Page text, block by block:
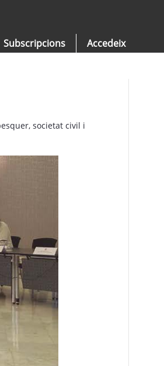
Subscripcions Accedeix
societat civil i